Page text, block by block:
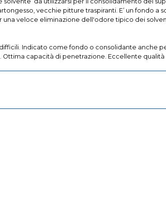
vecchie pitture traspiranti. E’ un fondo
una veloce eliminazione dell'odore tipico dei
Indicato come fondo o consolidante anche
capacità di penetrazione. Eccellente